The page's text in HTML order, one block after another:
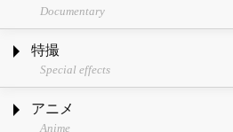
Documentary
特撮
Special effects
アニメ
Anime